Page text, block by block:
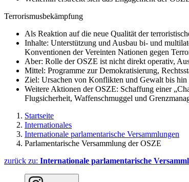
Terrorismusbekämpfung
Als Reaktion auf die neue Qualität der
Inhalte: Unterstützung und Ausbau bi- und
Konventionen der Vereinten Nationen gegen
Aber: Rolle der OSZE ist nicht direkt operativ,
Mittel: Programme zur Demokratisierung,
Ziel: Ursachen von Konflikten und Gewalt bis hin
Weitere Aktionen der OSZE: Schaffung einer
Flugsicherheit, Waffenschmuggel und
Startseite
Internationales
Internationale parlamentarische Versammlungen
Parlamentarische Versammlung der OSZE
zurück zu: Internationale parlamentarische